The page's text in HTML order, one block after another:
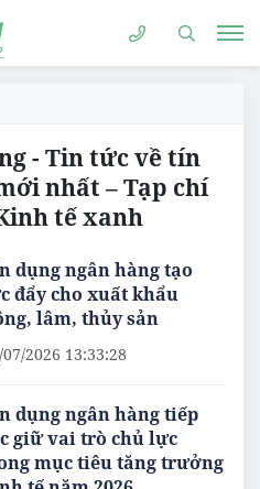
- Tin tức về tín
nhất – Tạp chí
tế xanh
dụng ngân hàng tạo
đẩy cho xuất khẩu
lâm, thủy sản
07/2026 13:33:28
dụng ngân hàng tiếp
giữ vai trò chủ lực
mục tiêu tăng trưởng